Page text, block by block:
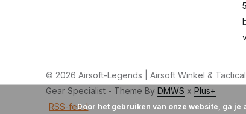
© 2026 Airsoft-Legends | Airsoft Winkel & Tactical
Gear Specialist - Theme ByDMWS xPlus+
RSS-feedDoor het gebruiken van onze website, ga